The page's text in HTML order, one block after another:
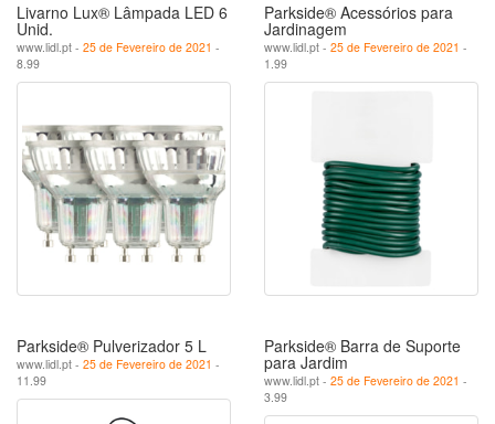
Livarno Lux® Lâmpada LED 6
Unid.
www.lidl.pt - 25 de Fevereiro de 2021 -
8.99
Parkside® Acessórios para
Jardinagem
www.lidl.pt - 25 de Fevereiro de 2021 -
1.99
Parkside® Pulverizador 5 L
www.lidl.pt - 25 de Fevereiro de 2021 -
11.99
Parkside® Barra de Suporte
para Jardim
www.lidl.pt - 25 de Fevereiro de 2021 -
3.99